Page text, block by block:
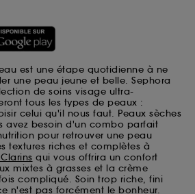
est une étape quotidienne à ne
une peau jeune et belle. Sephora
de soins visage ultra-
tous les types de peaux :
celui qu'il nous faut. Peaux sèches
avez besoin d'un combo parfait
pour retrouver une peau
textures riches et complètes à
qui vous offrira un confort
mixtes à grasses et la crème
compliqué. Soin trop riche, fini
n'est pas forcément le bonheur.